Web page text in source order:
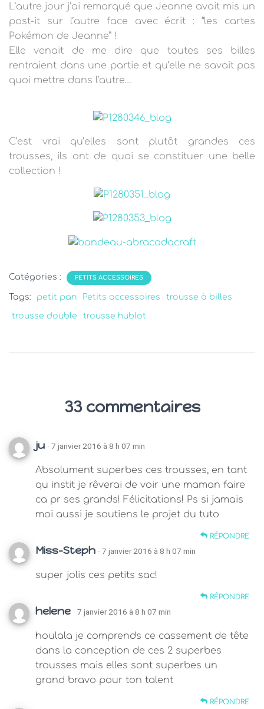
L’autre jour j’ai remarqué que Jeanne avait mis un
post-it sur l’autre face avec écrit : “les cartes
Pokémon de Jeanne” !
Elle venait de me dire que toutes ses billes
rentraient dans une partie et qu’elle ne savait pas
quoi mettre dans l’autre…
C’est vrai qu’elles sont plutôt grandes ces
trousses, ils ont de quoi se constituer une belle
collection !
Catégories : PETITS ACCESSOIRES
Tags: petit pan Petits accessoires trousse à billes
trousse double trousse hublot
33 commentaires
ju · 7 janvier 2016 à 8 h 07 min
Absolument superbes ces trousses, en tant
qu instit je rêverai de voir une maman faire
ca pr ses grands! Félicitations! Ps si jamais
moi aussi je soutiens le projet du tuto
RÉPONDRE
Miss-Steph · 7 janvier 2016 à 8 h 07 min
super jolis ces petits sac!
RÉPONDRE
helene · 7 janvier 2016 à 8 h 07 min
houlala je comprends ce cassement de tête
dans la conception de ces 2 superbes
trousses mais elles sont superbes un
grand bravo pour ton talent
RÉPONDRE